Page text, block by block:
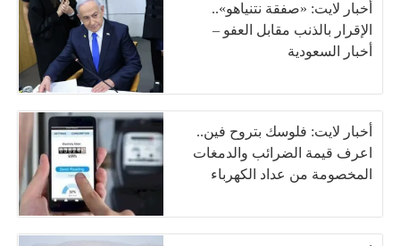
أخبار لايت: «صفقة نتنياهو»..
الإقرار بالذنب مقابل العفو –
أخبار السعودية
أخبار لايت: فلوسك بتروح فين..
اعرف قيمة الضرائب والدمغات
المخصومة من عداد الكهرباء